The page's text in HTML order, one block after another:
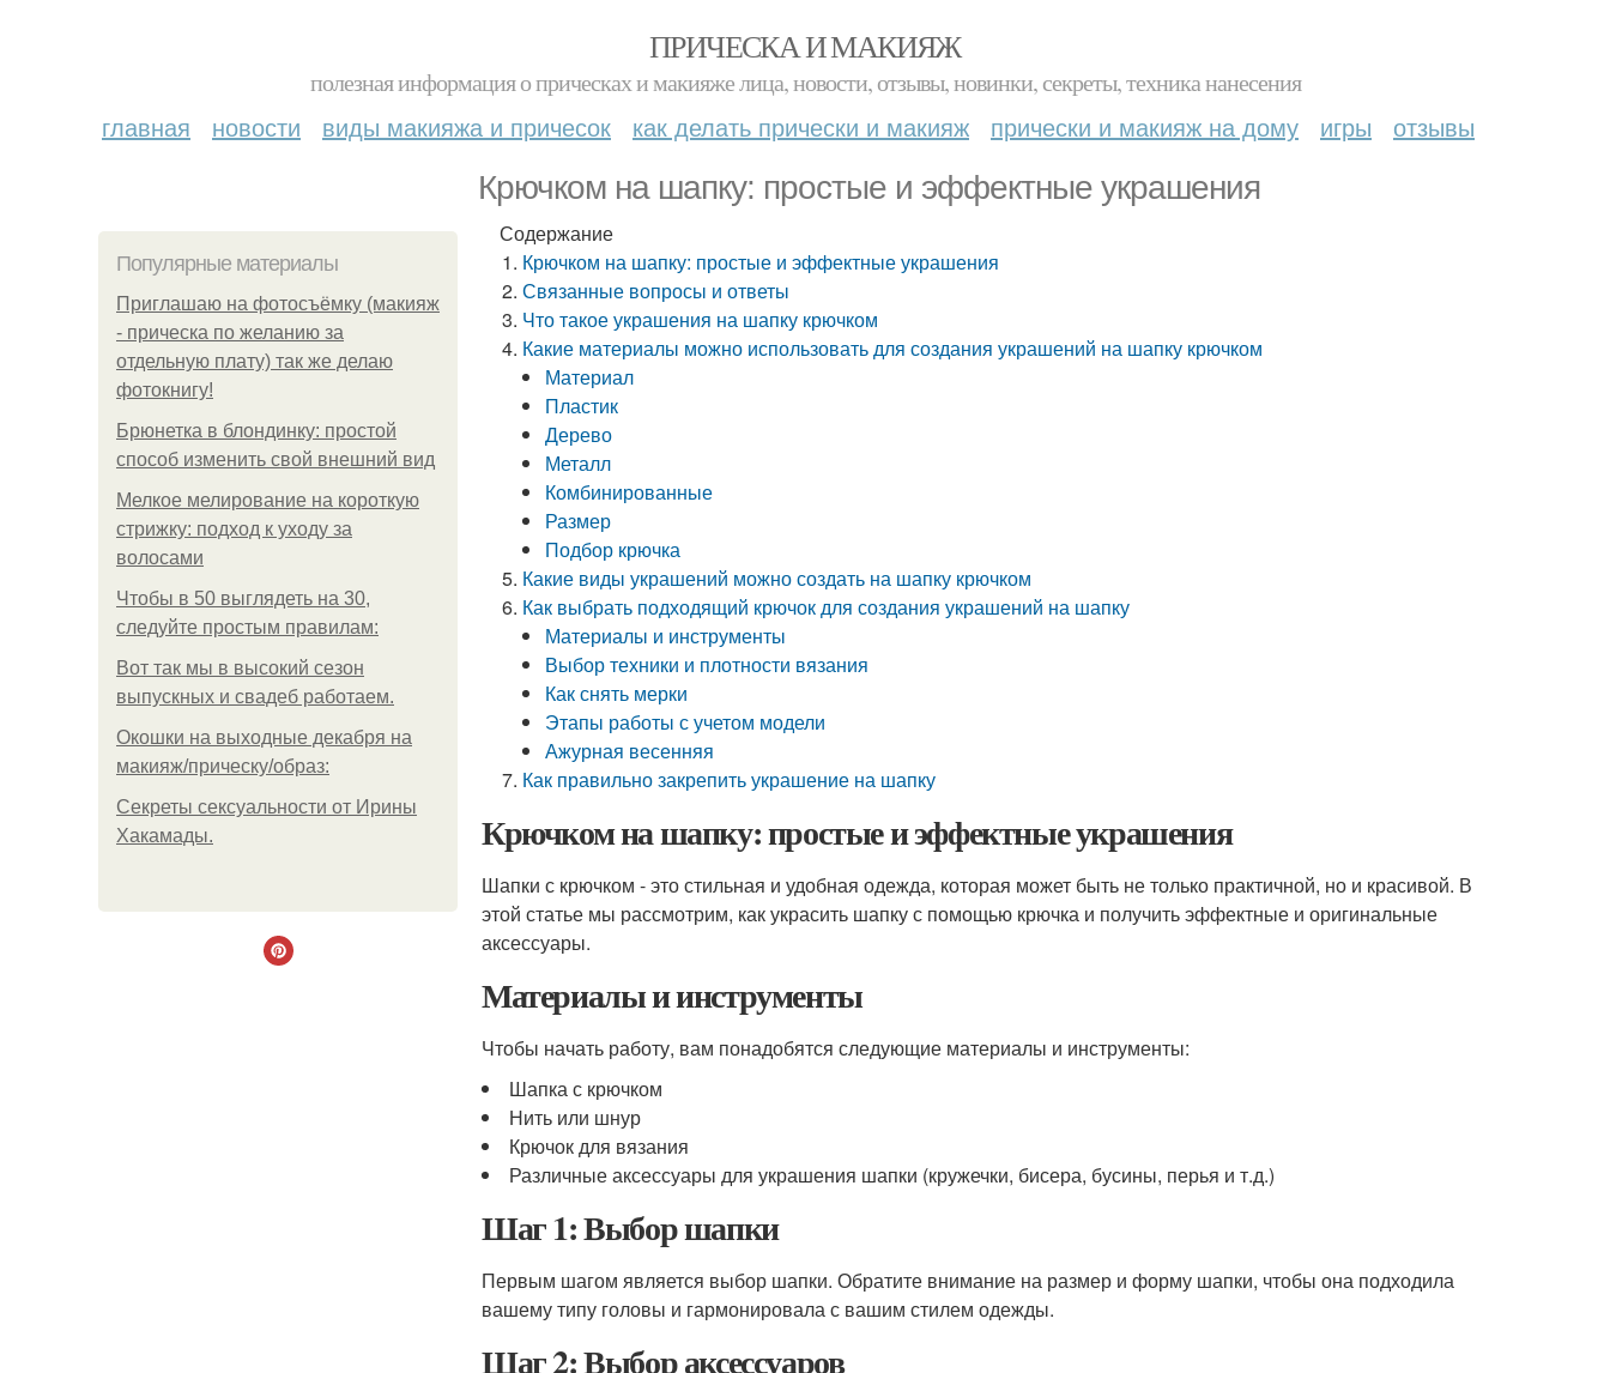
ПРИЧЕСКА И МАКИЯЖ
полезная информация о прическах и макияже лица, новости, отзывы, новинки, секреты, техника нанесения
главная новости виды макияжа и причесок как делать прически и макияж прически и макияж на дому игры отзывы
Крючком на шапку: простые и эффектные украшения
Популярные материалы
Приглашаю на фотосъёмку (макияж
- прическа по желанию за
отдельную плату) так же делаю
фотокнигу!
Брюнетка в блондинку: простой
способ изменить свой внешний вид
Мелкое мелирование на короткую
стрижку: подход к уходу за
волосами
Чтобы в 50 выглядеть на 30,
следуйте простым правилам:
Вот так мы в высокий сезон
выпускных и свадеб работаем.
Окошки на выходные декабря на
макияж/прическу/образ:
Секреты сексуальности от Ирины
Хакамады.
Содержание
Крючком на шапку: простые и эффектные украшения
Связанные вопросы и ответы
Что такое украшения на шапку крючком
Какие материалы можно использовать для создания украшений на шапку крючком
Материал
Пластик
Дерево
Металл
Комбинированные
Размер
Подбор крючка
Какие виды украшений можно создать на шапку крючком
Как выбрать подходящий крючок для создания украшений на шапку
Материалы и инструменты
Выбор техники и плотности вязания
Как снять мерки
Этапы работы с учетом модели
Ажурная весенняя
Как правильно закрепить украшение на шапку
Крючком на шапку: простые и эффектные украшения
Шапки с крючком - это стильная и удобная одежда, которая может быть не только практичной, но и красивой. В
этой статье мы рассмотрим, как украсить шапку с помощью крючка и получить эффектные и оригинальные
аксессуары.
Материалы и инструменты
Чтобы начать работу, вам понадобятся следующие материалы и инструменты:
Шапка с крючком
Нить или шнур
Крючок для вязания
Различные аксессуары для украшения шапки (кружечки, бисера, бусины, перья и т.д.)
Шаг 1: Выбор шапки
Первым шагом является выбор шапки. Обратите внимание на размер и форму шапки, чтобы она подходила
вашему типу головы и гармонировала с вашим стилем одежды.
Шаг 2: Выбор аксессуаров